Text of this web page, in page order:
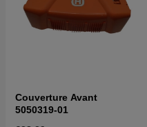
Couverture Avant
5050319-01